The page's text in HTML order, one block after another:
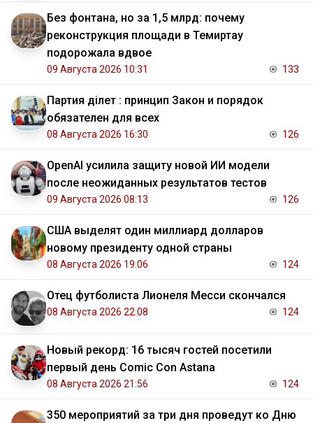
Без фонтана, но за 1,5 млрд: почему
реконструкция площади в Темиртау
подорожала вдвое
09 Августа 2026 10:31 133
Партия Әділет : принцип Закон и порядок
обязателен для всех
08 Августа 2026 16:30 126
OpenAI усилила защиту новой ИИ модели
после неожиданных результатов тестов
09 Августа 2026 08:13 126
США выделят один миллиард долларов
новому президенту одной страны
08 Августа 2026 19:06 124
Отец футболиста Лионеля Месси скончался
08 Августа 2026 22:08 124
Новый рекорд: 16 тысяч гостей посетили
первый день Comic Con Astana
08 Августа 2026 21:56 124
350 мероприятий за три дня проведут ко Дню